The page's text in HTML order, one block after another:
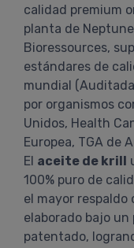
calidad premium
planta de
Bioressources,
estándares de
mundial
por organismos
Unidos, Health
Europea, TGA de
El aceite de krill
100% puro de
el mayor
elaborado bajo
patentado,